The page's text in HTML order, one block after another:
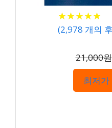
★★★★★
★★★★★
(2,978 개의
21,000원
최저가